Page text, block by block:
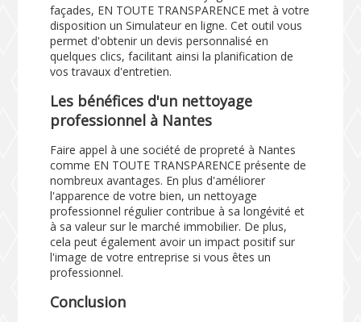
façades, EN TOUTE TRANSPARENCE met à votre
disposition unSimulateur en ligne. Cet outil vous
permet d'obtenir un devis personnalisé en
quelques clics, facilitant ainsi la planification de
vos travaux d'entretien.
Les bénéfices d'un nettoyage
professionnel à Nantes
Faire appel à une société de propreté à Nantes
comme EN TOUTE TRANSPARENCE présente de
nombreux avantages. En plus d'améliorer
l'apparence de votre bien, un nettoyage
professionnel régulier contribue à sa longévité et
à sa valeur sur le marché immobilier. De plus,
cela peut également avoir un impact positif sur
l'image de votre entreprise si vous êtes un
professionnel.
Conclusion